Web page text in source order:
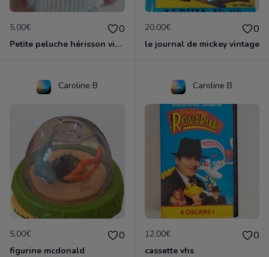
5.00€ 0
Petite peluche hérisson vintage tartine et chocolat
20.00€ 0
le journal de mickey vintage
Caroline B
5.00€ 0
figurine mcdonald
Caroline B
12.00€ 0
cassette vhs